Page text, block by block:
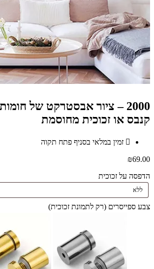
2000 – ציור אבסטרקט של
קנבס או זכוכית מחוסמת
זמין במלאי בסניף פתח תקוה
₪69.00
הדפסה על זכוכית
צבע ספייסרים (רק לתמונת זכוכית)